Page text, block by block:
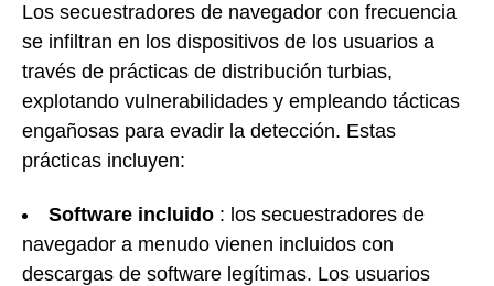
Los secuestradores de navegador con frecuencia
se infiltran en los dispositivos de los usuarios a
través de prácticas de distribución turbias,
explotando vulnerabilidades y empleando tácticas
engañosas para evadir la detección. Estas
prácticas incluyen:
Software incluido : los secuestradores de
navegador a menudo vienen incluidos con
descargas de software legítimas. Los usuarios